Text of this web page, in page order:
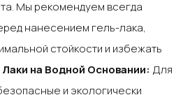
Мы рекомендуем всегда
нанесением гель-лака,
стойкости и избежать
Лаки на Водной Основании‍: Для
и экологически